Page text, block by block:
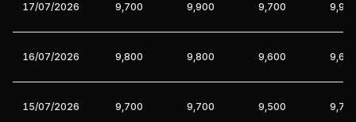
17/07/2026 9,700 9,900 9,700
16/07/2026 9,800 9,800 9,600
15/07/2026 9,700 9,700 9,500